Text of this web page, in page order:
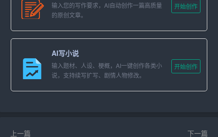
4. 关键词策略：在简历中巧妙融入岗位相关的关键词，有
助于通过招聘方的简历筛选系统。
5. 多媒体元素：如有条件，可在电子简历中加入个人作品
集、视频介绍等多媒体元素，丰富简历内容，提升吸引
力。
输入您的写作要求，AI自动创作一篇高质量
的原创文章。
开始创作
AI写小说
输入题材、人设、梗概，AI一键创作各类小
说，支持续写扩写、剧情人物修改。
开始创作
上一篇 下一篇